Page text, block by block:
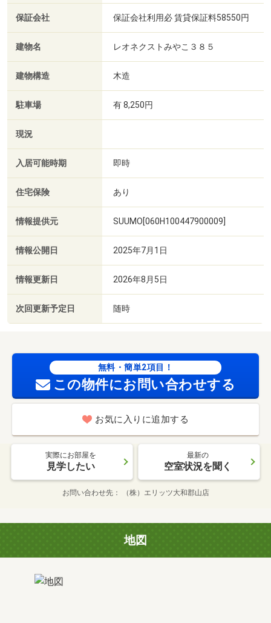
保証会社 保証会社利用必 賃貸保証料58550円
建物名 レオネクストみやこ３８５
建物構造 木造
駐車場 有 8,250円
現況
入居可能時期 即時
住宅保険 あり
情報提供元 SUUMO[060H100447900009]
情報公開日 2025年7月1日
情報更新日 2026年8月5日
次回更新予定日 随時
無料・簡単2項目！
この物件にお問い合わせする
お気に入りに追加する
実際にお部屋を
見学したい
最新の
空室状況を聞く
お問い合わせ先 （株）エリッツ大和郡山店
地図